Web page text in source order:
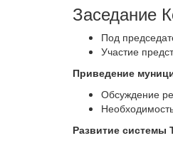
Заседание
Под
Участие
Приведение
Обсуждение
Развитие